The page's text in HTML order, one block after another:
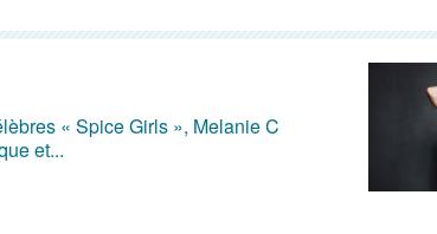
« Spice Girls », Melanie C
et...